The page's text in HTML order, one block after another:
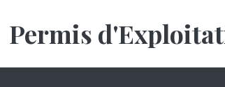
Permis